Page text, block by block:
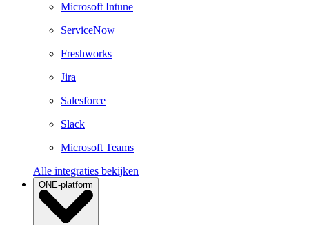
Microsoft Intune
ServiceNow
Freshworks
Jira
Salesforce
Slack
Microsoft Teams
Alle integraties bekijken
ONE-platform